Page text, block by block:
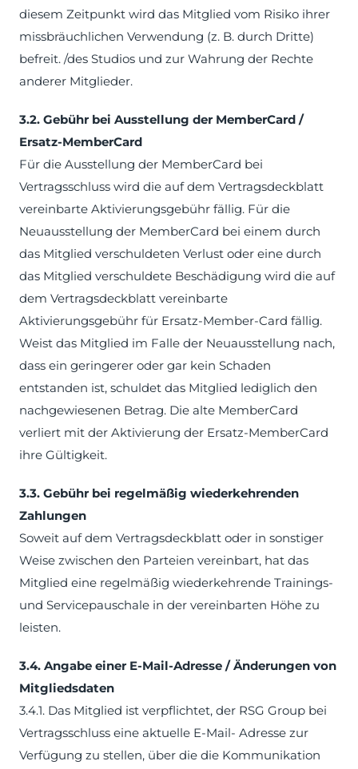
diesem Zeitpunkt wird das Mitglied vom Risiko ihrer
missbräuchlichen Verwendung (z. B. durch Dritte)
befreit. /des Studios und zur Wahrung der Rechte
anderer Mitglieder.
3.2. Gebühr bei Ausstellung der MemberCard /
Ersatz-MemberCard
Für die Ausstellung der MemberCard bei
Vertragsschluss wird die auf dem Vertragsdeckblatt
vereinbarte Aktivierungsgebühr fällig. Für die
Neuausstellung der MemberCard bei einem durch
das Mitglied verschuldeten Verlust oder eine durch
das Mitglied verschuldete Beschädigung wird die auf
dem Vertragsdeckblatt vereinbarte
Aktivierungsgebühr für Ersatz-Member-Card fällig.
Weist das Mitglied im Falle der Neuausstellung nach,
dass ein geringerer oder gar kein Schaden
entstanden ist, schuldet das Mitglied lediglich den
nachgewiesenen Betrag. Die alte MemberCard
verliert mit der Aktivierung der Ersatz-MemberCard
ihre Gültigkeit.
3.3. Gebühr bei regelmäßig wiederkehrenden
Zahlungen
Soweit auf dem Vertragsdeckblatt oder in sonstiger
Weise zwischen den Parteien vereinbart, hat das
Mitglied eine regelmäßig wiederkehrende Trainings-
und Servicepauschale in der vereinbarten Höhe zu
leisten.
3.4. Angabe einer E-Mail-Adresse / Änderungen von
Mitgliedsdaten
3.4.1. Das Mitglied ist verpflichtet, der RSG Group bei
Vertragsschluss eine aktuelle E-Mail- Adresse zur
Verfügung zu stellen, über die die Kommunikation